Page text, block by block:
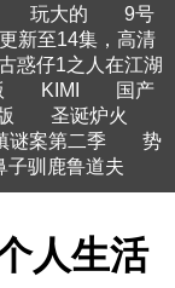
玩大的
9号
新至14集，高清
惑仔1之人在江湖
KIMI
国产
圣诞炉火
谜案第二季
势
子驯鹿鲁道夫
人生活